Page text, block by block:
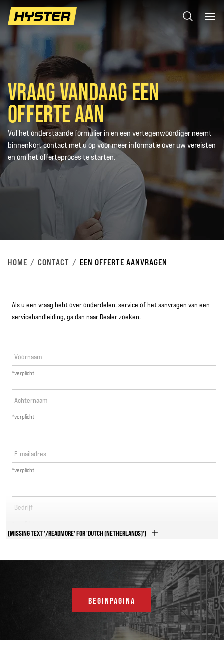
VRAAG VANDAAG EEN
OFFERTE AAN
Vul het onderstaande formulier in en een vertegenwoordiger neemt
binnenkort contact met u op voor meer informatie over uw vereisten
en om het offerteproces te starten.
HOME CONTACT EEN OFFERTE AANVRAGEN
Als u een vraag hebt over onderdelen, service of het aanvragen van een
servicehandleiding, ga dan naar Dealer zoeken.
Voornaam
*verplicht
Achternaam
*verplicht
E-mailadres
*verplicht
Bedrijf
[MISSING TEXT '/READMORE' FOR 'DUTCH (NETHERLANDS)']
BEGINPAGINA